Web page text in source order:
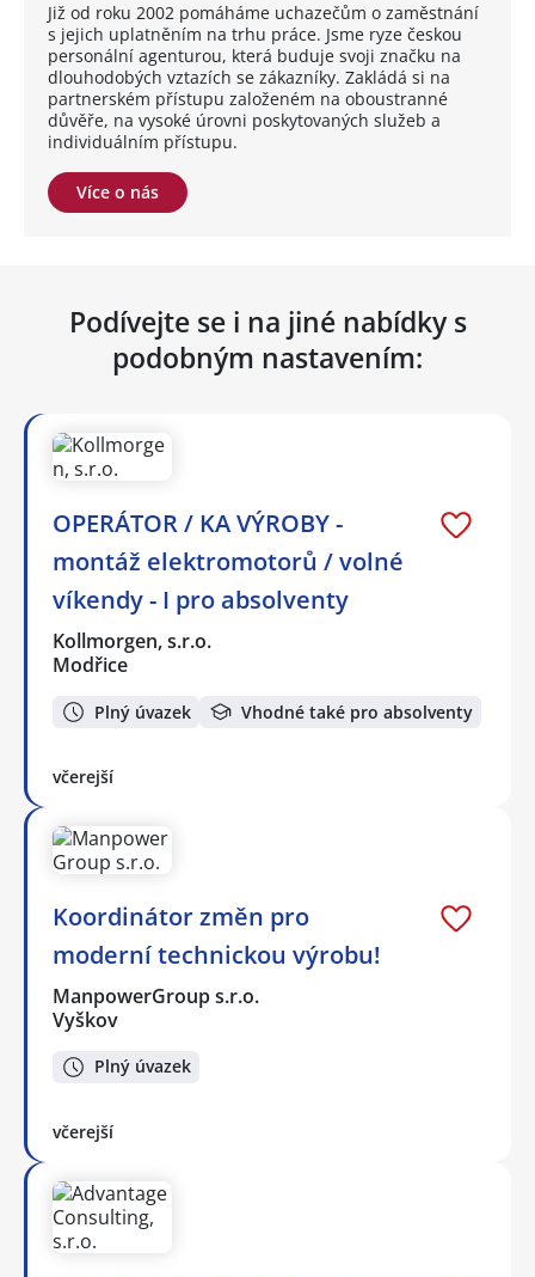
Již od roku 2002 pomáháme uchazečům o zaměstnání
s jejich uplatněním na trhu práce. Jsme ryze českou
personální agenturou, která buduje svoji značku na
dlouhodobých vztazích se zákazníky. Zakládá si na
partnerském přístupu založeném na oboustranné
důvěře, na vysoké úrovni poskytovaných služeb a
individuálním přístupu.
Více o nás
Podívejte se i na jiné nabídky s
podobným nastavením:
OPERÁTOR / KA VÝROBY -
montáž elektromotorů / volné
víkendy - I pro absolventy
Kollmorgen, s.r.o.
Modřice
Plný úvazek Vhodné také pro absolventy
včerejší
Koordinátor změn pro
moderní technickou výrobu!
ManpowerGroup s.r.o.
Vyškov
Plný úvazek
včerejší